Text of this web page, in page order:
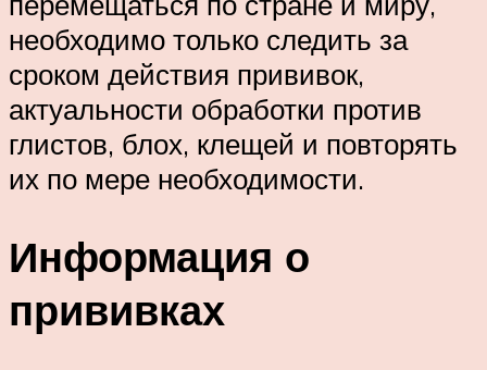
необходимо только следить за
сроком действия прививок,
актуальности обработки против
глистов, блох, клещей и повторять
их по мере необходимости.
Информация о
прививках